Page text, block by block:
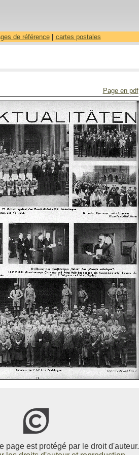
de référence| cartes postales
Page en pdf
page est protégé par le droit d'auteur.